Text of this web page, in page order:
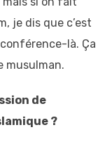
je dis que c’est
là. Ça
musulman.
de
?